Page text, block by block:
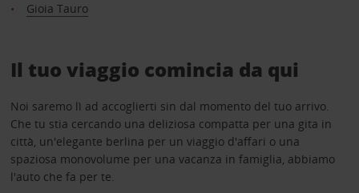
Gioia Tauro
Il tuo viaggio comincia da qui
Noi saremo lì ad accoglierti sin dal momento del tuo arrivo.
Che tu stia cercando una deliziosa compatta per una gita in
città, un'elegante berlina per un viaggio d'affari o una
spaziosa monovolume per una vacanza in famiglia, abbiamo
l'auto che fa per te.